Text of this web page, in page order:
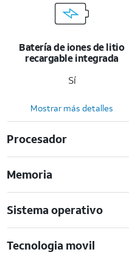
Batería de iones de litio
recargable integrada
Sí
Mostrar más detalles
Procesador
Memoria
Sistema operativo
Tecnologia movil